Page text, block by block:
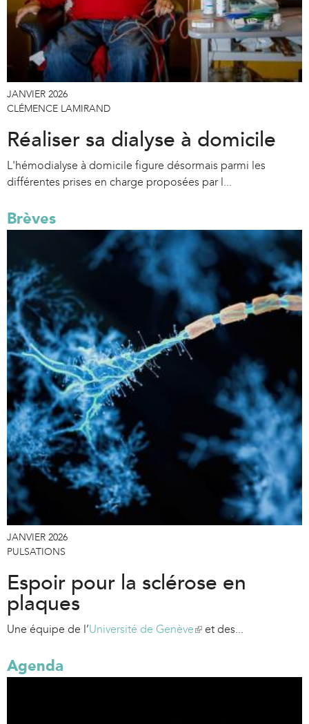
JANVIER 2026
CLÉMENCE LAMIRAND
Réaliser sa dialyse à domicile
L'hémodialyse à domicile figure désormais parmi les
différentes prises en charge proposées par l...
Brèves
JANVIER 2026
PULSATIONS
Espoir pour la sclérose en
plaques
Une équipe de l’Université de Genève(
n
et des...
Agenda